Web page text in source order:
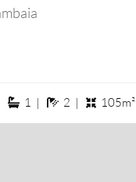
1 suítes
1 | 2 banheiros
2 | 105m²